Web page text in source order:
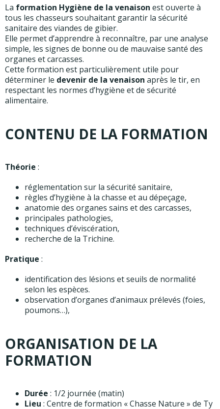
La formation Hygiène de la venaison est ouverte à
tous les chasseurs souhaitant garantir la sécurité
sanitaire des viandes de gibier.
Elle permet d’apprendre à reconnaître, par une analyse
simple, les signes de bonne ou de mauvaise santé des
organes et carcasses.
Cette formation est particulièrement utile pour
déterminer le devenir de la venaison après le tir, en
respectant les normes d’hygiène et de sécurité
alimentaire.
CONTENU DE LA FORMATION
Théorie :
réglementation sur la sécurité sanitaire,
règles d’hygiène à la chasse et au dépeçage,
anatomie des organes sains et des carcasses,
principales pathologies,
techniques d’éviscération,
recherche de la Trichine.
Pratique :
identification des lésions et seuils de normalité
selon les espèces.
observation d’organes d’animaux prélevés (foies,
poumons…),
ORGANISATION DE LA
FORMATION
Durée : 1/2 journée (matin)
Lieu : Centre de formation « Chasse Nature » de Ty